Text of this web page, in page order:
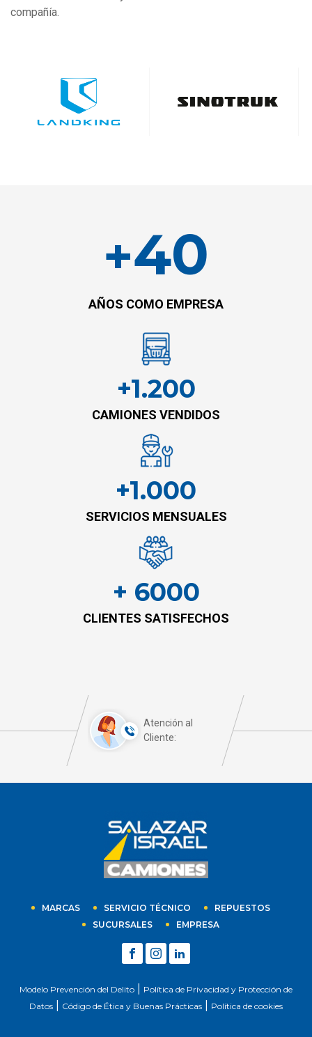
compañía.
+40
AÑOS COMO EMPRESA
+1.200
CAMIONES VENDIDOS
+1.000
SERVICIOS MENSUALES
+ 6000
CLIENTES SATISFECHOS
Atención al
Cliente:
MARCAS SERVICIO TÉCNICO
REPUESTOS
SUCURSALES
EMPRESA
Modelo Prevención del Delito
Política de Privacidad y Protección de
Datos
Código de Ética y Buenas Prácticas Política de cookies